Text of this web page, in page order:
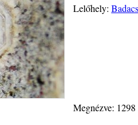
Lelőhely:
Megnézve: